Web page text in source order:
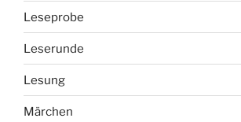
Leseprobe
Leserunde
Lesung
Märchen